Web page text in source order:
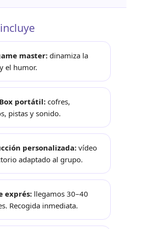
master: dinamiza la
el humor.
Box portátil: cofres,
pistas y sonido.
personalizada:vídeo
adaptado al grupo.
exprés: llegamos 30–40
Recogida inmediata.